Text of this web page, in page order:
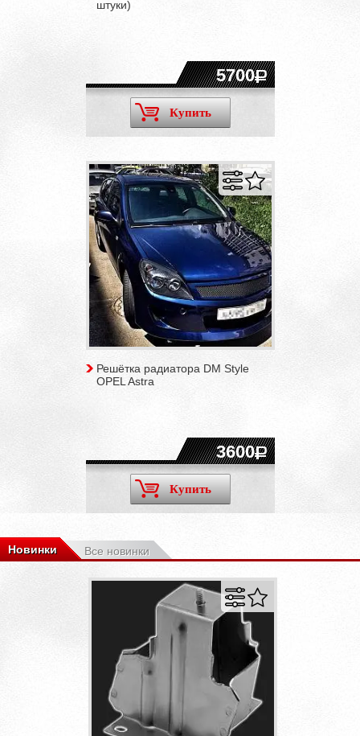
штуки)
5700
Купить
Решётка радиатора DM Style
OPEL Astra
3600
Купить
Новинки Все новинки